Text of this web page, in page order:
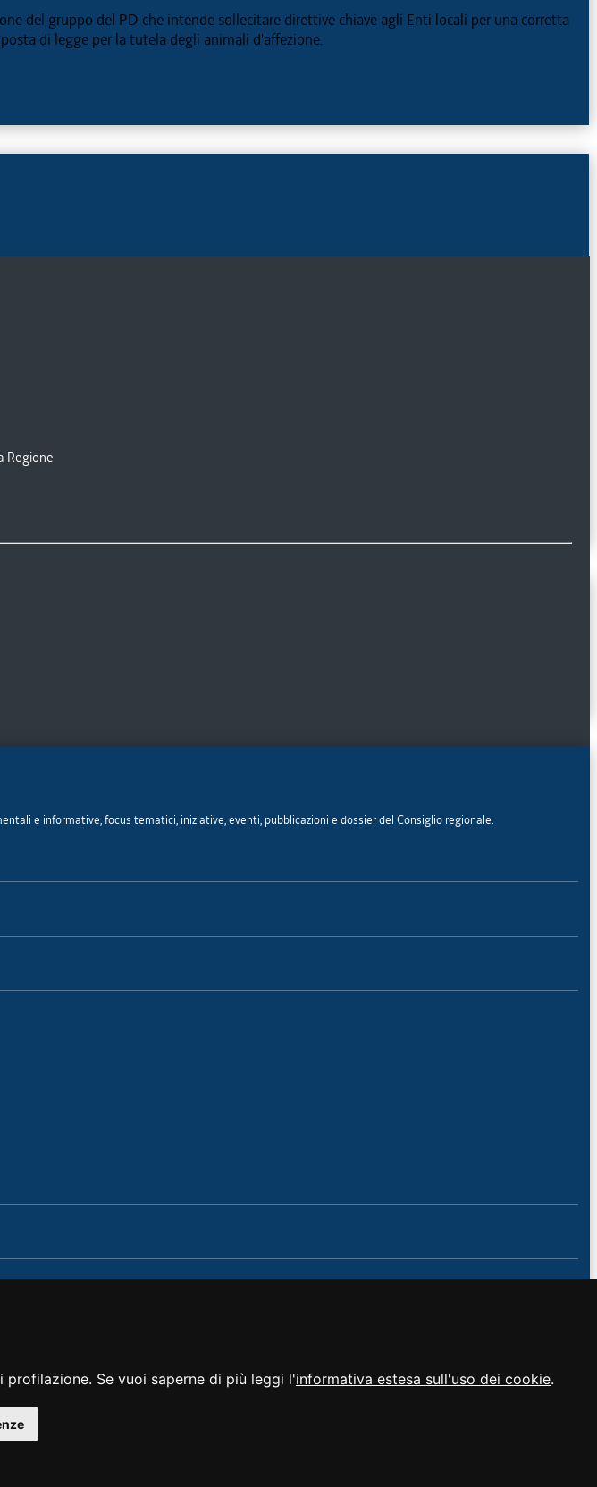
Se vuoi saperne di più leggi l'informativa estesa sull'uso dei cookie.
Regione
e informative, focus tematici, iniziative, eventi, pubblicazioni e dossier del Consiglio regionale.
del gruppo del PD che intende sollecitare direttive chiave agli Enti locali per una corretta
di legge per la tutela degli animali d'affezione.